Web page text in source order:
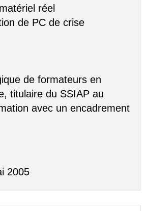
réel
de PC de crise
de formateurs en
titulaire du SSIAP au
avec un encadrement
2005